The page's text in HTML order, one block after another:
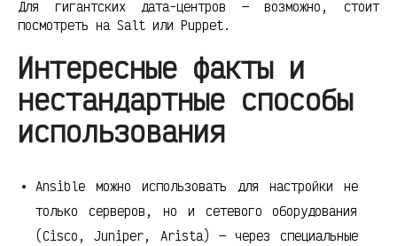
Для гигантских дата-центров — возможно, стоит
посмотреть на Salt или Puppet.
Интересные факты и
нестандартные способы
использования
Ansible можно использовать для настройки не
только серверов, но и сетевого оборудования
(Cisco, Juniper, Arista) — через специальные